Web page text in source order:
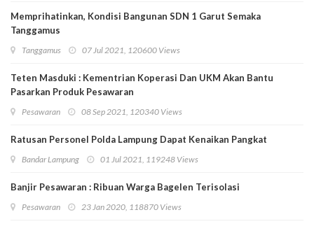
Memprihatinkan, Kondisi Bangunan SDN 1 Garut Semaka
Tanggamus
Tanggamus 07 Jul 2021, 120600 Views
Teten Masduki : Kementrian Koperasi Dan UKM Akan Bantu
Pasarkan Produk Pesawaran
Pesawaran 08 Sep 2021, 120340 Views
Ratusan Personel Polda Lampung Dapat Kenaikan Pangkat
Bandar Lampung 01 Jul 2021, 119248 Views
Banjir Pesawaran : Ribuan Warga Bagelen Terisolasi
Pesawaran 23 Jan 2020, 118870 Views